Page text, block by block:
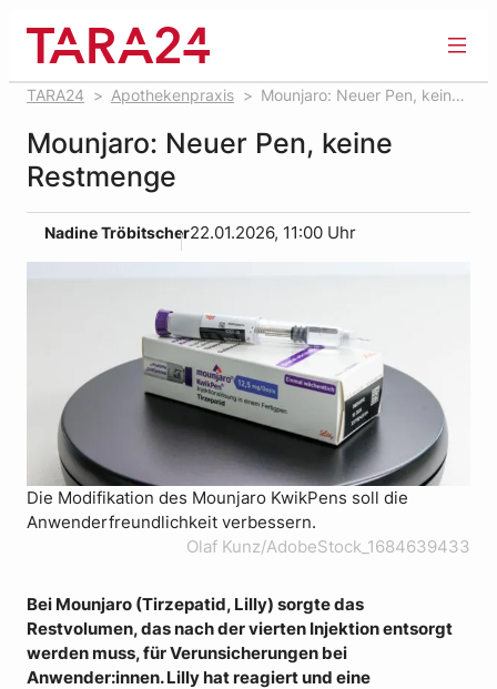
springen
TARA24 Apothekenpraxis
Mounjaro: Neuer Pen, keine
Mounjaro: Neuer Pen, keine
Restmenge
Nadine Tröbitscher22.01.2026, 11:00 Uhr
Die Modifikation des Mounjaro KwikPens soll die
Anwenderfreundlichkeit verbessern.
Olaf Kunz/AdobeStock_1684639433
Bei Mounjaro (Tirzepatid, Lilly) sorgte das
Restvolumen, das nach der vierten Injektion entsorgt
werden muss, für Verunsicherungen bei
Anwender:innen. Lilly hat reagiert und eine